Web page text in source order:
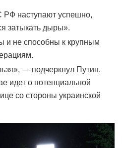
РФ наступают успешно,
затыкать дыры».
и не способны к крупным
— подчеркнул Путин.
идет о потенциальной
со стороны украинской